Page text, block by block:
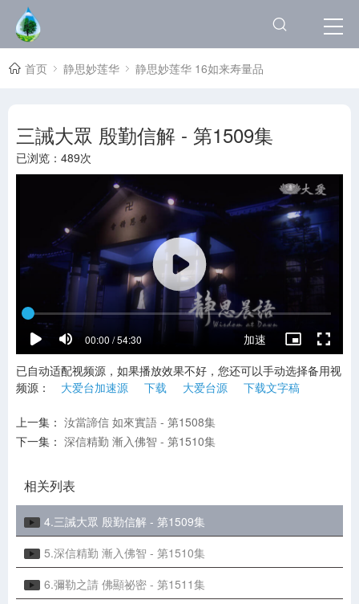
首页 静思妙莲华 静思妙莲华 16如来寿量品
三誡大眾 殷勤信解 - 第1509集
已浏览： 489次
00:00 / 54:30
加速
已自动适配视频源，如果播放效果不好，您还可以手动选择备用视
频源：
大爱台加速源 下载 大爱台源 下载文字稿
上一集： 汝當諦信 如來實語 - 第1508集
下一集： 深信精勤 漸入佛智 - 第1510集
相关列表
1.如来寿量品第十六 (1508 ~1555集) 微信文章
3.汝當諦信 如來實語 - 第1508集
4.三誡大眾 殷勤信解 - 第1509集
5.深信精勤 漸入佛智 - 第1510集
6.彌勒之請 佛顯祕密 - 第1511集